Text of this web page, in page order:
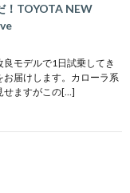
！TOYOTA NEW
良モデルで1日試乗してき
届けします。カローラ系
せますがこの[…]